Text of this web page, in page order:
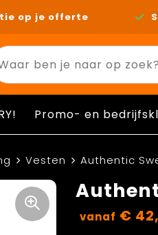
op je offerte
Promo- en
Vesten Authentic
vanaf €